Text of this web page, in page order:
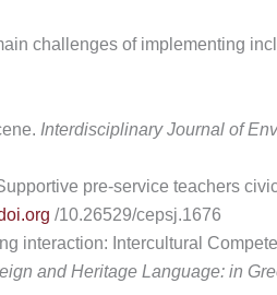
challenges of implementing
Interdisciplinary Journal of
pre-service teachers
/10.26529/cepsj.1676
interaction: Intercultural
and Heritage Language: in